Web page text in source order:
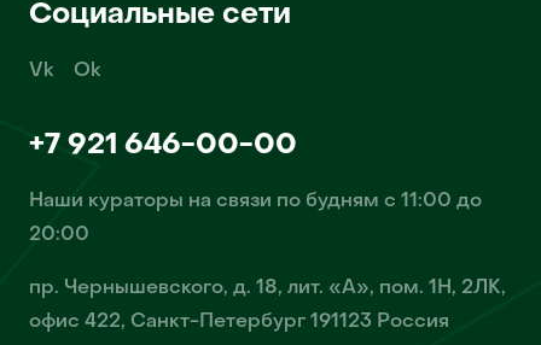
Социальные сети
Vk Ok
+7 921 646-00-00
Наши кураторы на связи по будням с 11:00 до
20:00
пр. Чернышевского, д. 18, лит. «А», пом. 1Н, 2ЛК,
офис 422, Санкт-Петербург 191123 Россия